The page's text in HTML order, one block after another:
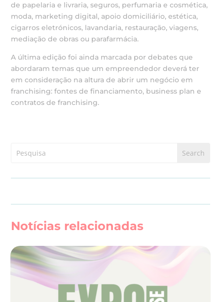
de papelaria e livraria, seguros, perfumaria e cosmética,
moda, marketing digital, apoio domiciliário, estética,
cigarros eletrónicos, lavandaria, restauração, viagens,
mediação de obras ou parafarmácia.
A última edição foi ainda marcada por debates que
abordaram temas que um empreendedor deverá ter
em consideração na altura de abrir um negócio em
franchising: fontes de financiamento, business plan e
contratos de franchising.
Notícias relacionadas